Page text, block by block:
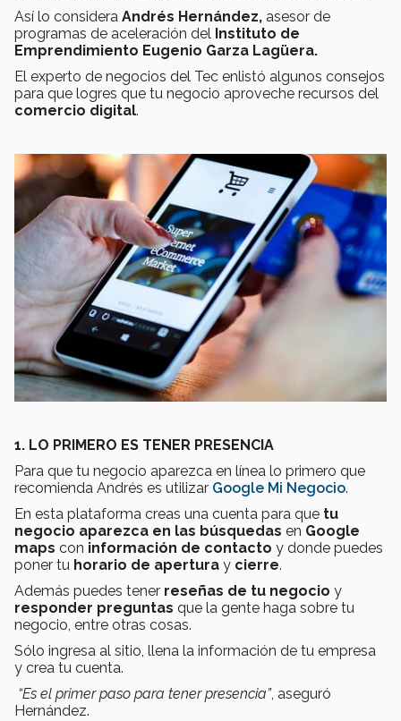
Así lo considera Andrés Hernández, asesor de
programas de aceleración del Instituto de
Emprendimiento Eugenio Garza Lagüera.
El experto de negocios del Tec enlistó algunos consejos
para que logres que tu negocio aproveche recursos del
comercio digital.
1. LO PRIMERO ES TENER PRESENCIA
Para que tu negocio aparezca en línea lo primero que
recomienda Andrés es utilizar Google Mi Negocio.
En esta plataforma creas una cuenta para que tu
negocio aparezca en las búsquedas en Google
maps con información de contacto y donde puedes
poner tu horario de apertura y cierre.
Además puedes tener reseñas de tu negocio y
responder preguntas que la gente haga sobre tu
negocio, entre otras cosas.
Sólo ingresa al sitio, llena la información de tu empresa
y crea tu cuenta.
“Es el primer paso para tener presencia”, aseguró
Hernández.